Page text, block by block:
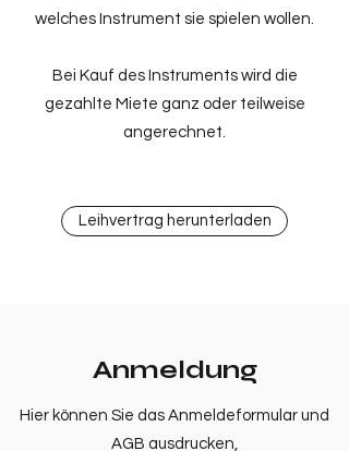
welches Instrument sie spielen wollen.
Bei Kauf des Instruments wird die
gezahlte Miete ganz oder teilweise
angerechnet.
Leihvertrag herunterladen
Anmeldung
Hier können Sie das Anmeldeformular und
AGB ausdrucken,